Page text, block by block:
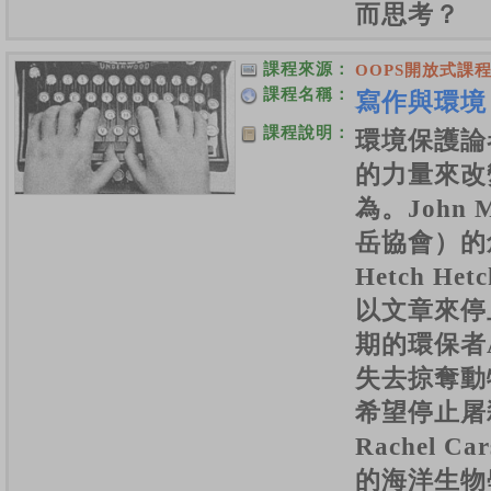
而思考？
課程來源：
OOPS開放式課
課程名稱：
寫作與環
課程說明：
環境保護
的力量來
為。John
岳協會）
Hetch
以文章來
期的環保
失去掠奪
希望停止
Rachel
的海洋生